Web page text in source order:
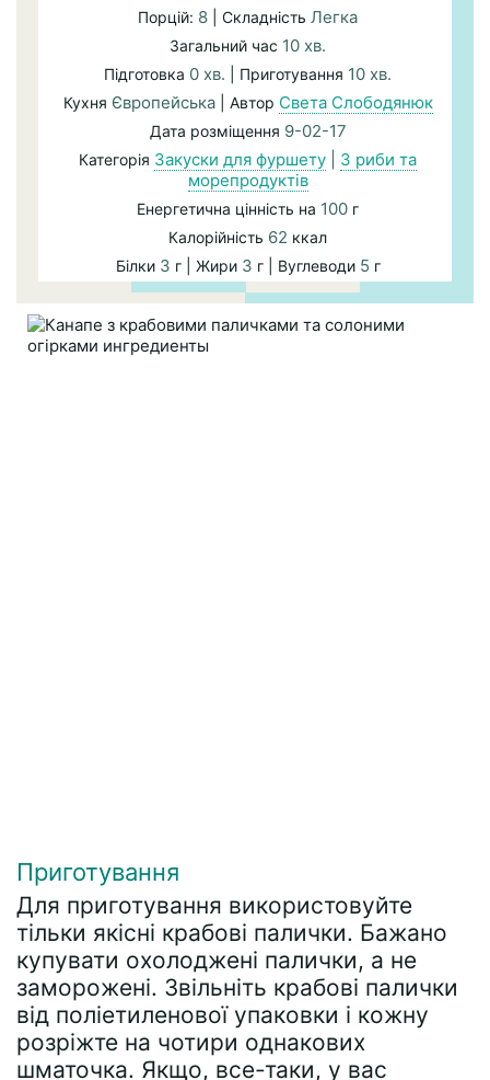
Порцій: 8 | Складність Легка
Загальний час 10 хв.
Підготовка 0 хв. | Приготування 10 хв.
Кухня Європейська| Автор Света Слободянюк
Дата розміщення 9-02-17
Категорія Закуски для фуршету
З риби та
морепродуктів
Енергетична цінність на 100 г
Калорійність 62 ккал
Білки 3 г | Жири 3 г | Вуглеводи 5 г
Приготування
Для приготування використовуйте
тільки якісні крабові палички. Бажано
купувати охолоджені палички, а не
заморожені. Звільніть крабові палички
від поліетиленової упаковки і кожну
розріжте на чотири однакових
шматочка. Якщо, все-таки, у вас